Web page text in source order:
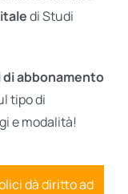
di Studi
abbonamento
tipo di
e modalità!
dà diritto ad